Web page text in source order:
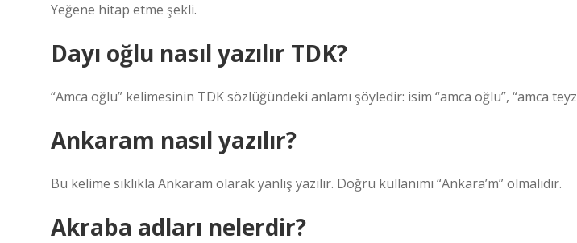
Yeğene hitap etme şekli.
Dayı oğlu nasıl yazılır TDK?
“Amca oğlu” kelimesinin TDK sözlüğündeki anlamı şöyledir: isim “amca oğlu”, “amca
Ankaram nasıl yazılır?
Bu kelime sıklıkla Ankaram olarak yanlış yazılır. Doğru kullanımı “Ankara’m” olmalıdır.
Akraba adları nelerdir?